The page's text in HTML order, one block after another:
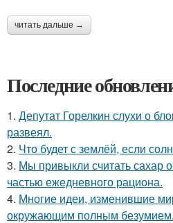
читать дальше →
Последние
1. Депутат Горелкин слухи о
развеял.
2. Что будет с землёй, если
3. Мы привыкли считать сахар
частью ежедневного рациона.
4. Многие идеи, изменившие
окружающим полным безумием.